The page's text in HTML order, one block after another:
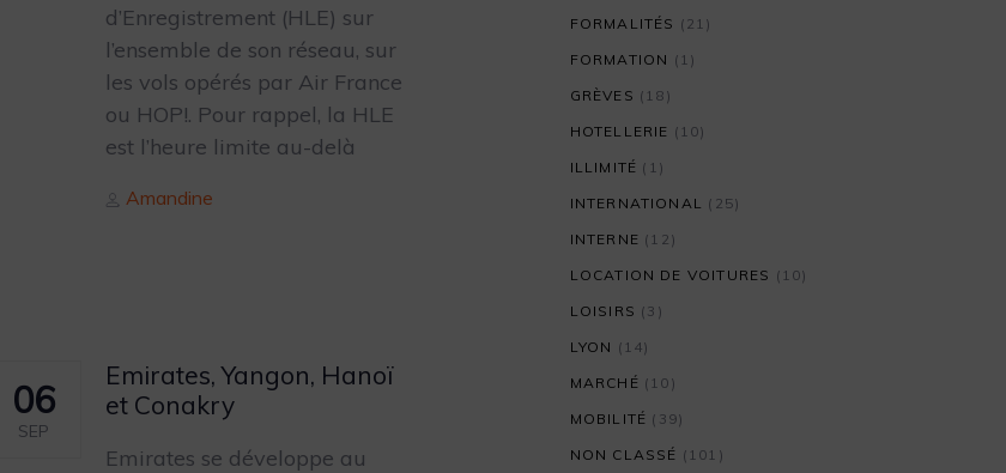
d’Enregistrement (HLE) sur
l’ensemble de son réseau, sur
les vols opérés par Air France
ou HOP!. Pour rappel, la HLE
est l’heure limite au-delà
Author
Amandine
06
SEP
Emirates, Yangon, Hanoï
et Conakry
Emirates se développe au
FORMALITÉS (21)
FORMATION (1)
GRÈVES (18)
HOTELLERIE (10)
ILLIMITÉ (1)
INTERNATIONAL (25)
INTERNE (12)
LOCATION DE VOITURES (10)
LOISIRS (3)
LYON (14)
MARCHÉ (10)
MOBILITÉ (39)
NON CLASSÉ (101)